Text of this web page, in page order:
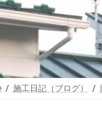
施工日記（ブログ）